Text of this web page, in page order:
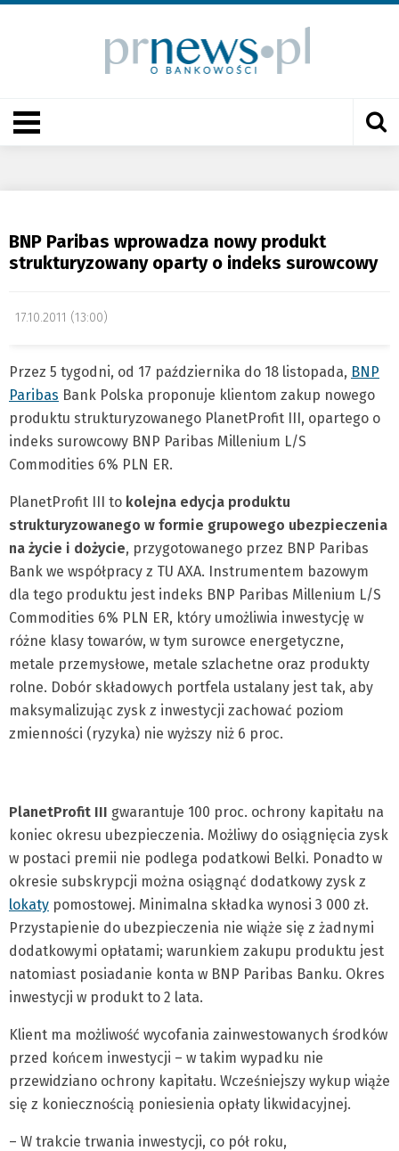
BNP Paribas wprowadza nowy produkt
strukturyzowany oparty o indeks surowcowy
17.10.2011 (13:00)
Przez 5 tygodni, od 17 października do 18 listopada, BNP
Paribas Bank Polska proponuje klientom zakup nowego
produktu strukturyzowanego PlanetProfit III, opartego o
indeks surowcowy BNP Paribas Millenium L/S
Commodities 6% PLN ER.
PlanetProfit III to kolejna edycja produktu
strukturyzowanego w formie grupowego ubezpieczenia
na życie i dożycie, przygotowanego przez BNP Paribas
Bank we współpracy z TU AXA. Instrumentem bazowym
dla tego produktu jest indeks BNP Paribas Millenium L/S
Commodities 6% PLN ER, który umożliwia inwestycję w
różne klasy towarów, w tym surowce energetyczne,
metale przemysłowe, metale szlachetne oraz produkty
rolne. Dobór składowych portfela ustalany jest tak, aby
maksymalizując zysk z inwestycji zachować poziom
zmienności (ryzyka) nie wyższy niż 6 proc.
PlanetProfit III gwarantuje 100 proc. ochrony kapitału na
koniec okresu ubezpieczenia. Możliwy do osiągnięcia zysk
w postaci premii nie podlega podatkowi Belki. Ponadto w
okresie subskrypcji można osiągnąć dodatkowy zysk z
lokaty pomostowej. Minimalna składka wynosi 3 000 zł.
Przystapienie do ubezpieczenia nie wiąże się z żadnymi
dodatkowymi opłatami; warunkiem zakupu produktu jest
natomiast posiadanie konta w BNP Paribas Banku. Okres
inwestycji w produkt to 2 lata.
Klient ma możliwość wycofania zainwestowanych środków
przed końcem inwestycji – w takim wypadku nie
przewidziano ochrony kapitału. Wcześniejszy wykup wiąże
się z koniecznością poniesienia opłaty likwidacyjnej.
– W trakcie trwania inwestycji, co pół roku,